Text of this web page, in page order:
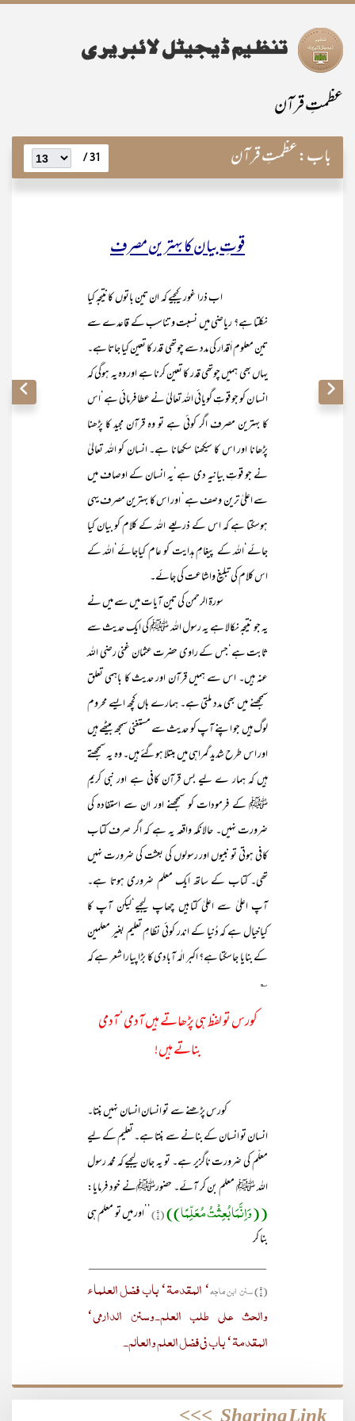
عظمتِ قرآن
باب:عظمتِ قرآن 31 /
قوتِ بیان کا بہترین مصرف
اب ذرا غور کیجیے کہ ان تین باتوں کانتیجہ کیا
نکلتا ہے؟ ریاضی میں نسبت و تناسب کے قاعدے سے
تین معلوم اَقدار کی مدد سے چوتھی قدر کا تعین کیا جاتا ہے۔
یہاں بھی ہمیں چوتھی قدر کا تعین کرنا ہے اور وہ یہ ہوگی کہ
انسا ن کو جو قوتِ گویائی اللہ تعالیٰ نے عطا فرمائی ہے‘اس
کا بہترین مصرف اگر کوئی ہے تو وہ قرآن مجید کا پڑھنا
پڑھانا اور اس کا سیکھنا سکھانا ہے۔ انسان کو اللہ تعالیٰ
نے جو قوتِ بیانیہ دی ہے‘یہ انسان کے اوصاف میں
سے اعلیٰ ترین وصف ہے‘ اور اس کا بہترین مصرف یہی
ہوسکتا ہے کہ اس کے ذریعے اللہ کے کلام کو بیان کیا
جائے‘اللہ کے پیغامِ ہدایت کو عام کیاجائے‘اللہ کے
اس کلام کی تبلیغ واشاعت کی جائے۔
سورۃ الرحمن کی تین آیات میں سے میں نے
یہ جو نتیجہ نکالا ہے یہ رسول اللہ ﷺ کی ایک حدیث سے
ثابت ہے‘جس کے راوی حضرت عثمان غنی رضی اللہ
عنہ ہیں۔ اس سے ہمیں قرآن اور حدیث کا باہمی تعلق
سمجھنے میں بھی مدد ملتی ہے۔ ہمارے ہاں کچھ ایسے محروم
لوگ ہیں جو اپنے آپ کو حدیث سے مستغنی سمجھ بیٹھے ہیں
اور اس طرح شدید گمراہی میں مبتلا ہوگئے ہیں۔ وہ یہ سمجھتے
ہیں کہ ہمار ے لیے بس قرآن کافی ہے اور نبی کریم
ﷺ کے فرمودات کو سمجھنے اور ان سے استفادہ کی
ضرورت نہیں۔ حالانکہ واقعہ یہ ہے کہ اگر صرف کتاب
کافی ہوتی تو نبیوں اور رسولوں کی بعثت کی ضرورت نہیں
تھی۔ کتاب کے ساتھ ایک معلم ضروری ہوتا ہے۔
آپ اعلیٰ سے اعلیٰ کتابیں چھاپ لیجیے‘لیکن آپ کا
کیاخیال ہے کہ دُنیا کے اندر کوئی نظامِ تعلیم بغیر معلمین
کے بنایا جاسکتا ہے؟ اکبر الٰہ آبادی کا بڑا پیارا شعر ہے کہ
؎
کورس تو لفظ ہی پڑھاتے ہیں آدمی‘ آدمی
بناتے ہیں!
کورس پڑھنے سے تو انسان انسان نہیں بنتا۔
انسان تو انسان کے بنانے سے بنتا ہے۔ تعلیم کے لیے
معلّم کی ضرورت ناگزیر ہے۔ تو یہ جان لیجیے کہ محمد رسول
اللہ ﷺ معلم بن کر آئے۔ حضورﷺنے خود فرمایا:
((وَاِنَّمَا بُعِثْتُ مُعَلِّمًا))(۱)
’’اور میں تو معلم ہی
بنا کر
____________________________
(۱) سنن ابن ماجہ
‘ المقدمۃ‘ باب فضل العلماء
والحث علی طلب العلم۔وسنن الدارمی‘
المقدمۃ‘ باب فی فضل العلم والعالم۔